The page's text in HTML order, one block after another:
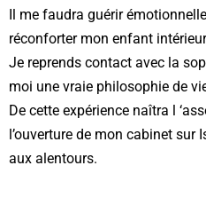
Il me faudra guérir
réconforter mon enfant
Je reprends contact avec la
moi une vraie philosophie de
De cette expérience naîtra l
l’ouverture de mon cabinet sur
aux alentours.